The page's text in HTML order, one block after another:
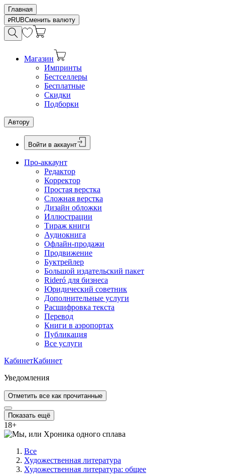
Главная
RUBСменить валюту
Магазин
Импринты
Бестселлеры
Бесплатные
Скидки
Подборки
Автору
Войти в аккаунт
Про-аккаунт
Редактор
Корректор
Простая верстка
Сложная верстка
Дизайн обложки
Иллюстрации
Тираж книги
Аудиокнига
Офлайн-продажи
Продвижение
Буктрейлер
Большой издательский пакет
Rideró для бизнеса
Юридический советник
Дополнительные услуги
Расшифровка текста
Перевод
Книги в аэропортах
Публикация
Все услуги
КабинетКабинет
Уведомления
Отметить все как прочитанные
Показать ещё
18+
Все
Художественная литература
Художественная литература: общее